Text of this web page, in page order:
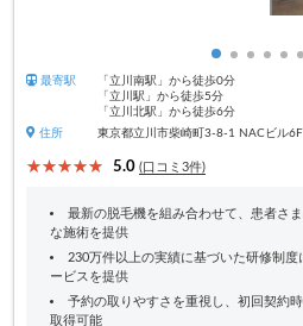
最寄駅
「立川南駅」から徒歩0分
「立川駅」から徒歩5分
「立川北駅」から徒歩6分
住所
東京都立川市柴崎町3-8-1 NACビル6F
5.0 (口コミ3件)
最新の脱毛機を組み合わせて、患者さ
な施術を提供
230万件以上の実績に基づいた研修制
ービスを提供
予約の取りやすさを重視し、初回契約
取得可能